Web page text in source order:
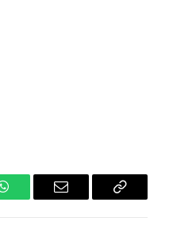
WhatsAppEmail
Copy